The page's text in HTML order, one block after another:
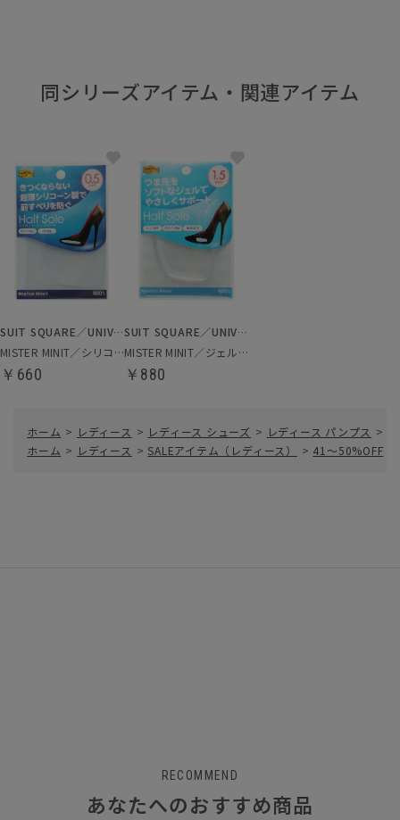
同シリーズアイテム・関連アイテム
SUIT SQUARE／UNIVERSAL LANGUAGE／WHITE
MISTER MINIT／シリコーンハーフソール
￥660
SUIT SQUARE／UNIVERSAL LANGUAGE／WHITE
MISTER MINIT／ジェルハーフソール
￥880
ホーム > レディース > レディース シューズ > レディース パンプス >
ホーム > レディース > SALEアイテム（レディース） > 41～50%OFF
RECOMMEND
あなたへのおすすめ商品